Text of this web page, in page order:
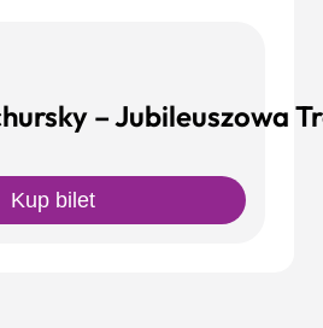
– Jubileuszowa
Kup bilet